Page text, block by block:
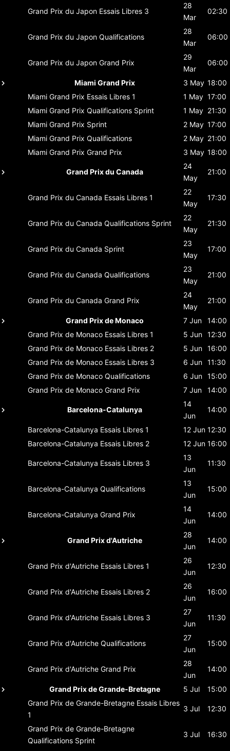
Grand Prix du Japon Essais Libres 3
28
Mar
02:30
Grand Prix du Japon Qualifications
28
Mar
06:00
Grand Prix du Japon Grand Prix
29
Mar
06:00
Miami Grand Prix 3 May 18:00
Miami Grand Prix Essais Libres 1 1 May 17:00
Miami Grand Prix Qualifications Sprint 1 May 21:30
Miami Grand Prix Sprint 2 May 17:00
Miami Grand Prix Qualifications 2 May 21:00
Miami Grand Prix Grand Prix 3 May 18:00
Grand Prix du Canada
24
May
21:00
Grand Prix du Canada Essais Libres 1
22
May
17:30
Grand Prix du Canada Qualifications Sprint
22
May
21:30
Grand Prix du Canada Sprint
23
May
17:00
Grand Prix du Canada Qualifications
23
May
21:00
Grand Prix du Canada Grand Prix
24
May
21:00
Grand Prix de Monaco 7 Jun
14:00
Grand Prix de Monaco Essais Libres 1 5 Jun 12:30
Grand Prix de Monaco Essais Libres 2 5 Jun 16:00
Grand Prix de Monaco Essais Libres 3 6 Jun 11:30
Grand Prix de Monaco Qualifications 6 Jun 15:00
Grand Prix de Monaco Grand Prix 7 Jun 14:00
Barcelona-Catalunya
14
Jun
14:00
Barcelona-Catalunya Essais Libres 1 12 Jun 12:30
Barcelona-Catalunya Essais Libres 2 12 Jun 16:00
Barcelona-Catalunya Essais Libres 3
13
Jun
11:30
Barcelona-Catalunya Qualifications
13
Jun
15:00
Barcelona-Catalunya Grand Prix
14
Jun
14:00
Grand Prix d'Autriche
28
Jun
14:00
Grand Prix d'Autriche Essais Libres 1
26
Jun
12:30
Grand Prix d'Autriche Essais Libres 2
26
Jun
16:00
Grand Prix d'Autriche Essais Libres 3
27
Jun
11:30
Grand Prix d'Autriche Qualifications
27
Jun
15:00
Grand Prix d'Autriche Grand Prix
28
Jun
14:00
Grand Prix de Grande-Bretagne 5 Jul
15:00
Grand Prix de Grande-Bretagne Essais Libres
1
3 Jul 12:30
Grand Prix de Grande-Bretagne
Qualifications Sprint
3 Jul 16:30